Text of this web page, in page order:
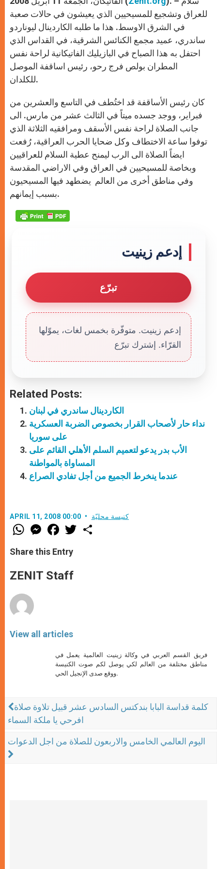
p e
r
k
للعراق وتشجيع للمسيحيين الذي يعيشون في حالات صعبة
في الشرق الاوسط. هذا ما طلبه الكاردينال ليوناردو
ساندري، عميد مجمع الكنائس الشرقية، في القداس الذي
احتفل به هذا الصباح في البازيليك الفاتيكانية لراحة نفس
المطران بولص فرج رحو، رئيس اساقفة الموصل
للكلدان.
كان رئيس الأساقفة قد اختُطف في التاسع والعشرين من
فبراير، ووجد جسده ميتاً في الثالث عشر من مارس. الى
جانب الصلاة لراحة نفس الأسقف ومرافقيه الثلاثة الذي
توفوا ساعة الاختطاف وكل ضحايا الحرب العراقية، رُفعت
ايضاً الصلاة الى الرب ليمنح عطية السلام للعراقيين
وبخاصة للمسيحيين في العراق وفي الاراضي المقدسة
وفي مناطق أخرى من العالم يضطهد فيها المسيحيون
بسبب إيمانهم.
إدعم زينيت
تبرّع
إدعم زينيت. متوفّرة بخمس لغات، يموّلها
القرّاء. إشترك تبرّع
Related Posts:
الكاردينال ساندري في لبنان
نداء حار لأصحاب القرار بخصوص الضربة العسكرية
على سوريا
الأب بدر يدعو لتعميم السلم الأهلي القائم على
المساواة بالمواطنة
عندما ينخرط الجميع من أجل تفادي الصراع
APRIL 11, 2008 00:00 كنيسة محليّة
W
h
t
s
p
p
M
e
s
e
g
e
F
a
e
b
o
k
w
Share this Entry
ZENIT Staff
View all articles
فريق القسم العربي في وكالة زينيت العالمية يعمل في
مناطق مختلفة من العالم لكي يوصل لكم صوت الكنيسة
ووقع صدى الإنجيل الحي.
كلمة قداسة البابا بندكتس السادس عشر قبيل تلاوة صلاة
افرحي يا ملكة السماء
اليوم العالمي الخامس والاربعون للصلاة من اجل الدعوات